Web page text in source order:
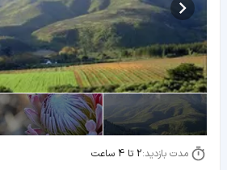
مدت بازدید:2 تا 4 ساعت